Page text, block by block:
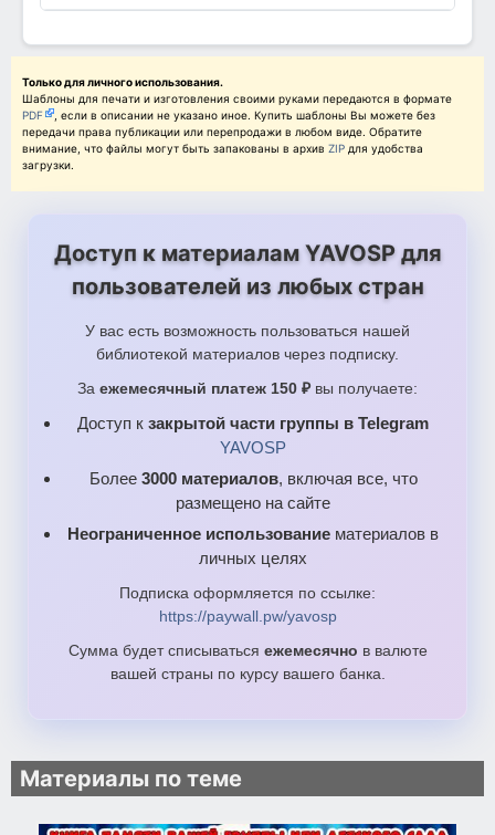
Только для личного использования.
Шаблоны для печати и изготовления своими руками передаются в формате
PDF
, если в описании не указано иное. Купить шаблоны Вы можете без
передачи права публикации или перепродажи в любом виде. Обратите
внимание, что файлы могут быть запакованы в архив ZIP для удобства
загрузки.
Доступ к материалам YAVOSP для
пользователей из любых стран
У вас есть возможность пользоваться нашей
библиотекой материалов через подписку.
За ежемесячный платеж 150 ₽ вы получаете:
Доступ к закрытой части группы в Telegram
YAVOSP
Более 3000 материалов, включая все, что
размещено на сайте
Неограниченное использование материалов в
личных целях
Подписка оформляется по ссылке:
https://paywall.pw/yavosp
Сумма будет списываться ежемесячно в валюте
вашей страны по курсу вашего банка.
Материалы по теме